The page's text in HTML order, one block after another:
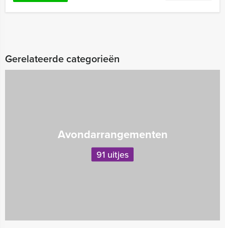
Gerelateerde categorieën
Avondarrangementen
91 uitjes